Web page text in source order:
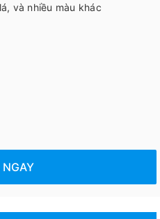
và nhiều màu khác